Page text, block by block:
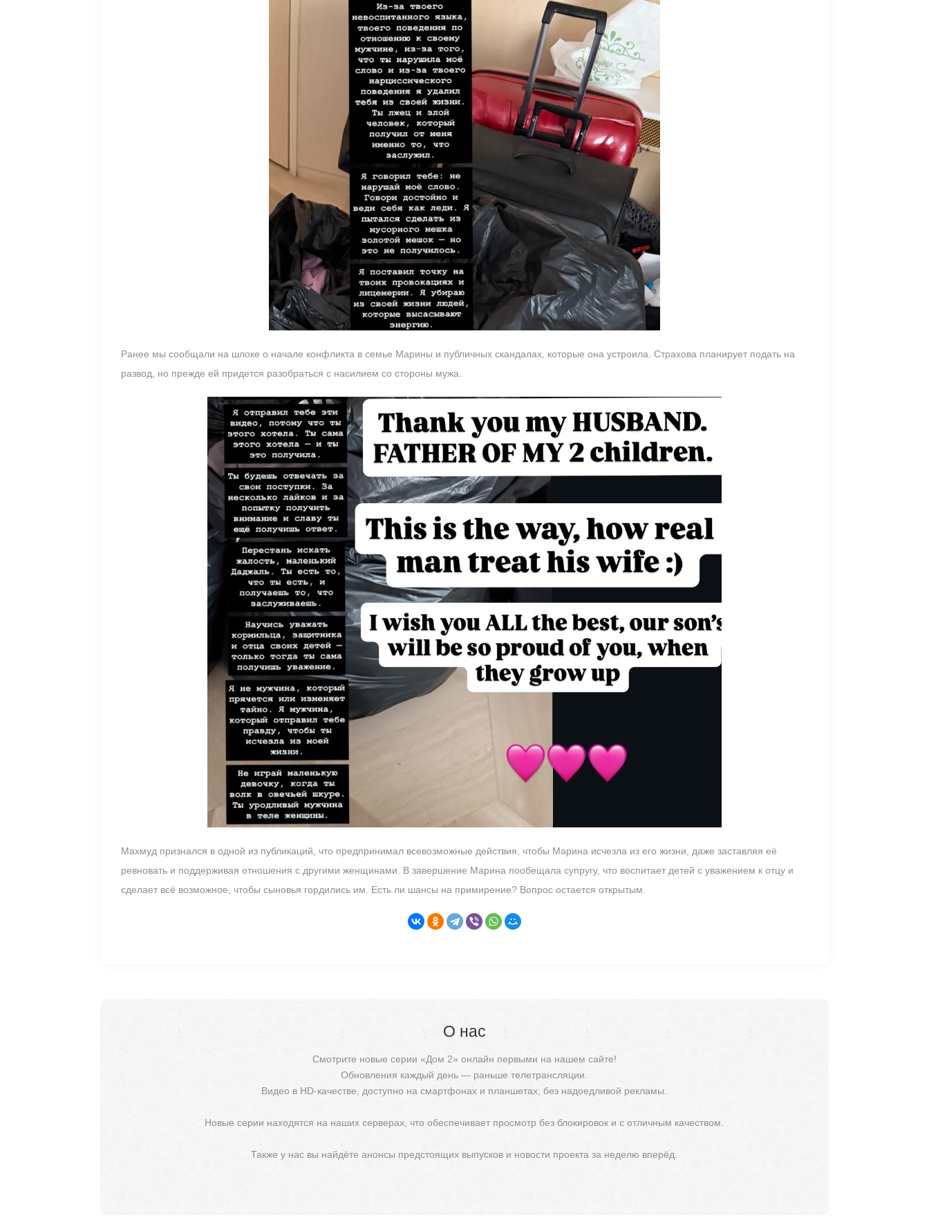
Ранее мы сообщали на шлоке о начале конфликта в семье Марины и публичных скандалах, которые она устроила. Страхова планирует подать на
развод, но прежде ей придется разобраться с насилием со стороны мужа.
Махмуд признался в одной из публикаций, что предпринимал всевозможные действия, чтобы Марина исчезла из его жизни, даже заставляя её
ревновать и поддерживая отношения с другими женщинами. В завершение Марина пообещала супругу, что воспитает детей с уважением к отцу и
сделает всё возможное, чтобы сыновья гордились им. Есть ли шансы на примирение? Вопрос остается открытым.
О нас
Смотрите новые серии «Дом 2» онлайн первыми на нашем сайте!
Обновления каждый день — раньше телетрансляции.
Видео в HD-качестве, доступно на смартфонах и планшетах, без надоедливой рекламы.
Новые серии находятся на наших серверах, что обеспечивает просмотр без блокировок и с отличным качеством.
Также у нас вы найдёте анонсы предстоящих выпусков и новости проекта за неделю вперёд.